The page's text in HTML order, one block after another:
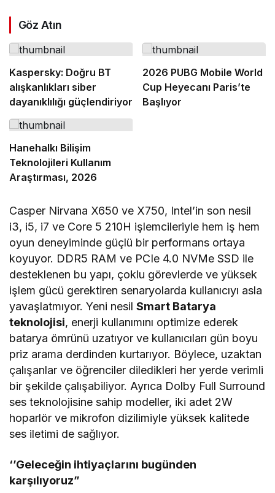
Göz Atın
Kaspersky: Doğru BT
alışkanlıkları siber
dayanıklılığı güçlendiriyor
2026 PUBG Mobile World
Cup Heyecanı Paris’te
Başlıyor
Hanehalkı Bilişim
Teknolojileri Kullanım
Araştırması, 2026
Casper Nirvana X650 ve X750, Intel’in son nesil
i3, i5, i7 ve Core 5 210H işlemcileriyle hem iş hem
oyun deneyiminde güçlü bir performans ortaya
koyuyor. DDR5 RAM ve PCIe 4.0 NVMe SSD ile
desteklenen bu yapı, çoklu görevlerde ve yüksek
işlem gücü gerektiren senaryolarda kullanıcıyı asla
yavaşlatmıyor. Yeni nesilSmart Batarya
teknolojisi, enerji kullanımını optimize ederek
batarya ömrünü uzatıyor ve kullanıcıları gün boyu
priz arama derdinden kurtarıyor. Böylece, uzaktan
çalışanlar ve öğrenciler diledikleri her yerde verimli
bir şekilde çalışabiliyor. Ayrıca Dolby Full Surround
ses teknolojisine sahip modeller, iki adet 2W
hoparlör ve mikrofon dizilimiyle yüksek kalitede
ses iletimi de sağlıyor.
‘’Geleceğin ihtiyaçlarını bugünden
karşılıyoruz”